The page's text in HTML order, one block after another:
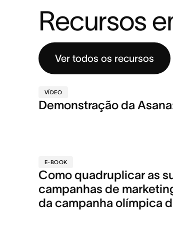
Recursos
Ver todos os recursos
VÍDEO
Demonstração da
E-BOOK
Como quadruplicar as
campanhas de
da campanha olímpica